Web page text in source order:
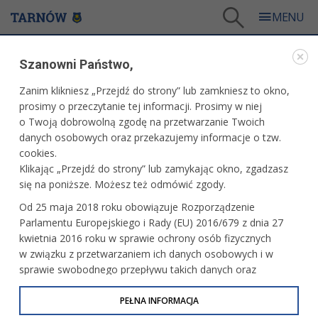
23.05.2026 r. - Recital fortepianowy organizowany przez Stowarzyszenie Animato z Paryża
WARTO PRZECZYTAĆ
23.05.2026 R. - RECITAL FORTEPIANOWY
ORGANIZOWANY PRZEZ STOWARZYSZENIE
ANIMATO Z PARYŻA
13.05.2026, 08:30 Redakcja tarnow.pl
Organizator: Zespół Szkół Muzycznych w Tarnowie
Miejsce: Sala Koncertowa ZSM
Szanowni Państwo,
Zanim klikniesz „Przejdź do strony” lub zamkniesz to okno,
prosimy o przeczytanie tej informacji. Prosimy w niej
o Twoją dobrowolną zgodę na przetwarzanie Twoich
danych osobowych oraz przekazujemy informacje o tzw.
cookies.
Klikając „Przejdź do strony” lub zamykając okno, zgadzasz
się na poniższe. Możesz też odmówić zgody.
Od 25 maja 2018 roku obowiązuje Rozporządzenie
Parlamentu Europejskiego i Rady (EU) 2016/679 z dnia 27
kwietnia 2016 roku w sprawie ochrony osób fizycznych
w związku z przetwarzaniem ich danych osobowych i w
sprawie swobodnego przepływu takich danych oraz
uchylenia dyrektywy 95/46/WE (określane jako RODO, GDPR
lub Ogólne Rozporządzenie o Ochronie Danych
PEŁNA INFORMACJA